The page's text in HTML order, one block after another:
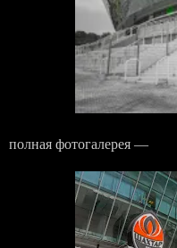
полная фотогалерея —